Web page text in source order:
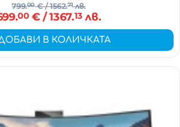
799.00€/ 1562.71лв.
00€ / 1367.13 лв.
В КОЛИЧКАТА